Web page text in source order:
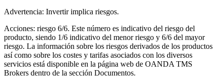
Advertencia: Invertir implica riesgos.
Acciones: riesgo 6/6. Este número es indicativo del riesgo del
producto, siendo 1/6 indicativo del menor riesgo y 6/6 del mayor
riesgo. La información sobre los riesgos derivados de los productos
así como sobre los costes y tarifas asociados con los diversos
servicios está disponible en la página web de OANDA TMS
Brokers dentro de la sección Documentos.